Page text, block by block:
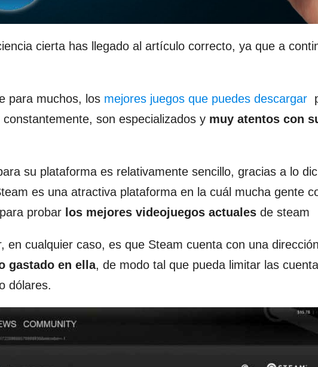
cierta has llegado al artículo correcto, ya que a
para muchos, los mejores juegos que puedes descargar
son especializados y muy atentos con
su plataforma es relativamente sencillo, gracias a lo
es una atractiva plataforma en la cuál mucha gente
probar los mejores videojuegos actuales de steam
en cualquier caso, es que Steam cuenta con una
gastado en ella, de modo tal que pueda limitar las
dólares.